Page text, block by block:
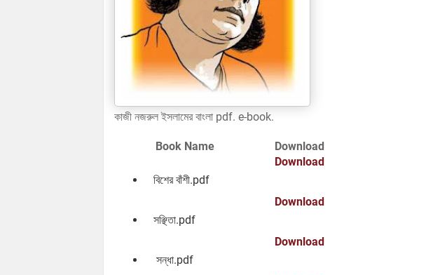
কাজী নজরুল ইসলামের বাংলা pdf. e-book.
Book Name Download
বিশের বাঁশী.pdf
Download
সঞ্ছিতা.pdf
Download
সন্ধা.pdf
Download